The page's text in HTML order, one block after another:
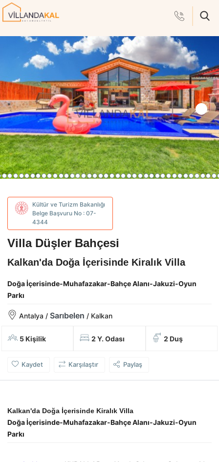
Kültür ve Turizm Bakanlığı
Belge Başvuru No : 07-
4344
Villa Düşler Bahçesi
Kalkan'da Doğa İçerisinde Kiralık Villa
Doğa İçerisinde-Muhafazakar-Bahçe Alanı-Jakuzi-Oyun
Parkı
Antalya / Sarıbelen / Kalkan
5 Kişilik 2 Y. Odası 2 Duş
Kaydet Karşılaştır Paylaş
Kalkan'da Doğa İçerisinde Kiralık Villa
Doğa İçerisinde-Muhafazakar-Bahçe Alanı-Jakuzi-Oyun
Parkı